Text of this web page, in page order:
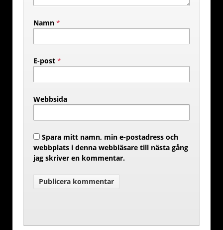
Namn *
E-post *
Webbsida
Spara mitt namn, min e-postadress och
webbplats i denna webbläsare till nästa gång
jag skriver en kommentar.